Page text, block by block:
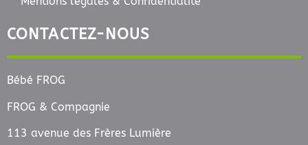
CONTACTEZ-NOUS
Bébé FROG
FROG & Compagnie
113 avenue des Frères Lumière